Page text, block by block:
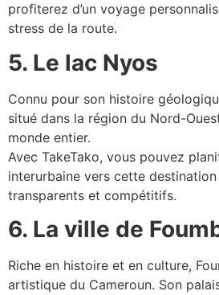
profiterez d’un voyage
stress de la route.
5. Le lac Nyos
Connu pour son histoire
situé dans la région du Nord-
monde entier.
Avec TakeTako, vous pouvez
interurbaine vers cette
transparents et compétitifs.
6. La ville de
Riche en histoire et en culture,
artistique du Cameroun. Son